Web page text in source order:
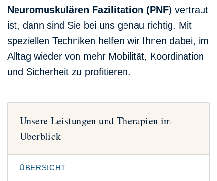
Neuromuskulären Fazilitation (PNF) vertraut
ist, dann sind Sie bei uns genau richtig. Mit
speziellen Techniken helfen wir Ihnen dabei, im
Alltag wieder von mehr Mobilität, Koordination
und Sicherheit zu profitieren.
Unsere Leistungen und Therapien im
Überblick
ÜBERSICHT